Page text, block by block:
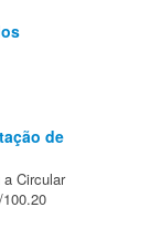
de
Circular